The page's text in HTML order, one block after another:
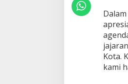
Kota.
kami